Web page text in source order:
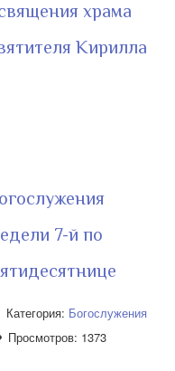
храма
Кирилла
7-й по
Категория: Богослужения
Просмотров: 1373